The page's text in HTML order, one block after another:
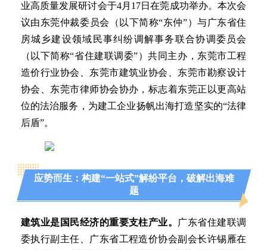
业高质量发展研讨会于4月17日在莞成功举办。本次会
议由东莞仲裁委员会（以下简称“东仲”）与广东省住
房城乡建设领域民事纠纷调解事务联合协调委员会
（以下简称“省住建联调委”）共同主办，东莞市工程
造价行业协会、东莞市建筑业协会、东莞市勘察设计
协会、东莞市律师协会协办，标志着东莞正以更高站
位的法治服务，为建工企业扬帆出海打造坚实的“法律
后盾”。
应势而生：构建“一站式”解纷平台，破解出海难
题
建筑业是国民经济的重要支柱产业。 广东省住建联调
委执行副主任、广东省工程造价协会副会长许锡雁在